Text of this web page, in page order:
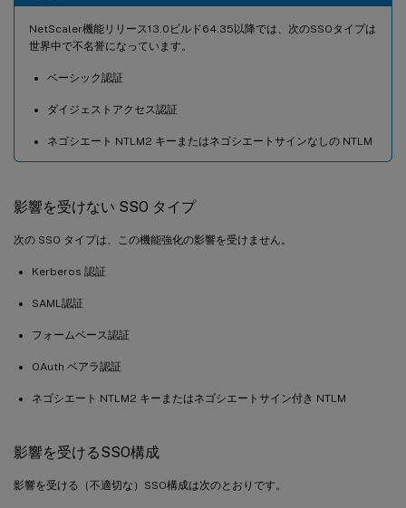
NetScaler機能リリース13.0ビルド64.35以降では、次のSSOタイプは
世界中で不名誉になっています。
ベーシック認証
ダイジェストアクセス認証
ネゴシエート NTLM2 キーまたはネゴシエートサインなしの NTLM
影響を受けない SSO タイプ
次の SSO タイプは、この機能強化の影響を受けません。
Kerberos 認証
SAML認証
フォームベース認証
OAuth ベアラ認証
ネゴシエート NTLM2 キーまたはネゴシエートサイン付き NTLM
影響を受けるSSO構成
影響を受ける（不適切な）SSO構成は次のとおりです。